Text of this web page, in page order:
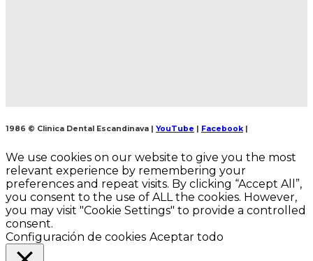
1986 © Clinica Dental Escandinava YouTube Facebook
We use cookies on our website to give you the most
relevant experience by remembering your
preferences and repeat visits. By clicking “Accept All”,
you consent to the use of ALL the cookies. However,
you may visit "Cookie Settings" to provide a controlled
consent.
Configuración de cookies Aceptar todo